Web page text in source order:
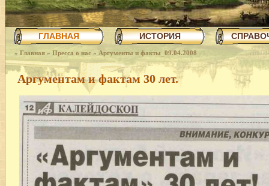
ГЛАВНАЯ ИСТОРИЯ
» Главная » Пресса о нас » Аргументы и факты_09.04.2008
Аргументам и фактам 30 лет.